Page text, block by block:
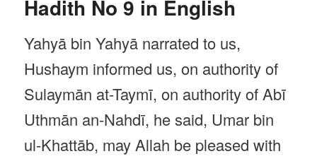
Hadith No 9 in English
Yahyā bin Yahyā narrated to us,
Hushaym informed us, on authority of
Sulaymān at-Taymī, on authority of Abī
Uthmān an-Nahdī, he said, Umar bin
ul-Khattāb, may Allah be pleased with